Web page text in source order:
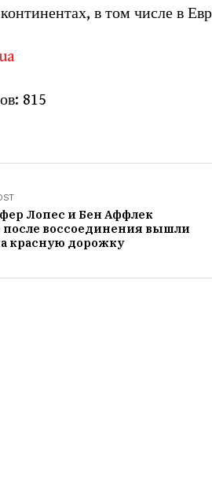
в том числе в
815
Лопес и Бен Аффлек
после воссоединения вышли
красную дорожку